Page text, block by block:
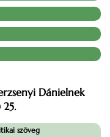
Dánielnek
25.
szöveg